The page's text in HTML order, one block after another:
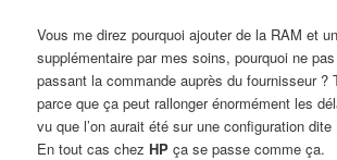
Vous me direz pourquoi ajouter de la RAM et
supplémentaire par mes soins, pourquoi ne
passant la commande auprès du fournisseur ?
parce que ça peut rallonger énormément les
vu que l’on aurait été sur une configuration
En tout cas chezHPça se passe comme ça.